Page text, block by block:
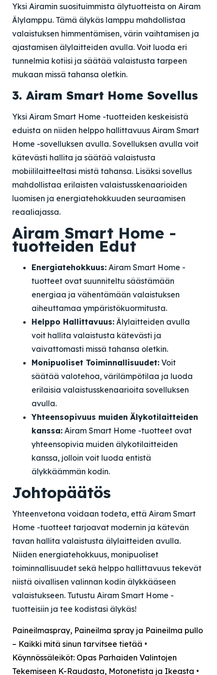
Yksi Airamin suosituimmista älytuotteista on Airam
Älylamppu. Tämä älykäs lamppu mahdollistaa
valaistuksen himmentämisen, värin vaihtamisen ja
ajastamisen älylaitteiden avulla. Voit luoda eri
tunnelmia kotiisi ja säätää valaistusta tarpeen
mukaan missä tahansa oletkin.
3. Airam Smart Home Sovellus
Yksi Airam Smart Home -tuotteiden keskeisistä
eduista on niiden helppo hallittavuus Airam Smart
Home -sovelluksen avulla. Sovelluksen avulla voit
kätevästi hallita ja säätää valaistusta
mobiililaitteeltasi mistä tahansa. Lisäksi sovellus
mahdollistaa erilaisten valaistusskenaarioiden
luomisen ja energiatehokkuuden seuraamisen
reaaliajassa.
Airam Smart Home -
tuotteiden Edut
Energiatehokkuus: Airam Smart Home -
tuotteet ovat suunniteltu säästämään
energiaa ja vähentämään valaistuksen
aiheuttamaa ympäristökuormitusta.
Helppo Hallittavuus: Älylaitteiden avulla
voit hallita valaistusta kätevästi ja
vaivattomasti missä tahansa oletkin.
Monipuoliset Toiminnallisuudet: Voit
säätää valotehoa, värilämpötilaa ja luoda
erilaisia valaistusskenaarioita sovelluksen
avulla.
Yhteensopivuus muiden Älykotilaitteiden
kanssa: Airam Smart Home -tuotteet ovat
yhteensopivia muiden älykotilaitteiden
kanssa, jolloin voit luoda entistä
älykkäämmän kodin.
Johtopäätös
Yhteenvetona voidaan todeta, että Airam Smart
Home -tuotteet tarjoavat modernin ja kätevän
tavan hallita valaistusta älylaitteiden avulla.
Niiden energiatehokkuus, monipuoliset
toiminnallisuudet sekä helppo hallittavuus tekevät
niistä oivallisen valinnan kodin älykkääseen
valaistukseen. Tutustu Airam Smart Home -
tuotteisiin ja tee kodistasi älykäs!
Paineilmaspray, Paineilma spray ja Paineilma pullo
– Kaikki mitä sinun tarvitsee tietää •
Köynnössäleiköt: Opas Parhaiden Valintojen
Tekemiseen K-Raudasta, Motonetista ja Ikeasta •